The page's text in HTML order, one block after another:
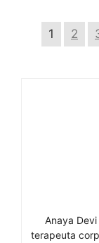
1 2
Anaya Devi
terapeuta